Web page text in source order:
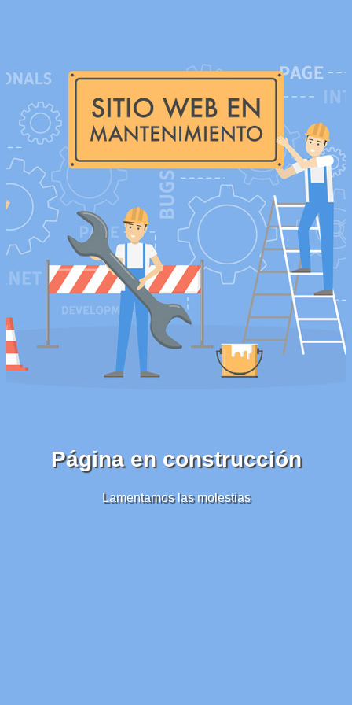
Página en construcción
Lamentamos las molestias